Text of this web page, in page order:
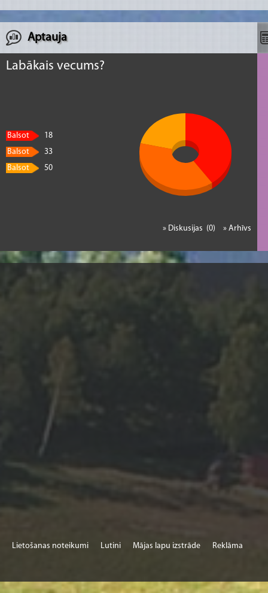
Aptauja
Labākais vecums?
Balsot
18
Balsot
33
Balsot
50
» Arhīvs
» Diskusijas (0)
Lietošanas noteikumi Lutini Mājas lapu izstrāde Reklāma